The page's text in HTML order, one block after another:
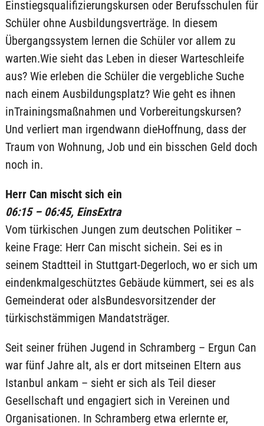
Einstiegsqualifizierungskursen oder Berufsschulen für
Schüler ohne Ausbildungsverträge. In diesem
Übergangssystem lernen die Schüler vor allem zu
warten.Wie sieht das Leben in dieser Warteschleife
aus? Wie erleben die Schüler die vergebliche Suche
nach einem Ausbildungsplatz? Wie geht es ihnen
inTrainingsmaßnahmen und Vorbereitungskursen?
Und verliert man irgendwann dieHoffnung, dass der
Traum von Wohnung, Job und ein bisschen Geld doch
noch in.
Herr Can mischt sich ein
06:15 – 06:45, EinsExtra
Vom türkischen Jungen zum deutschen Politiker –
keine Frage: Herr Can mischt sichein. Sei es in
seinem Stadtteil in Stuttgart-Degerloch, wo er sich um
eindenkmalgeschütztes Gebäude kümmert, sei es als
Gemeinderat oder alsBundesvorsitzender der
türkischstämmigen Mandatsträger.
Seit seiner frühen Jugend in Schramberg – Ergun Can
war fünf Jahre alt, als er dort mitseinen Eltern aus
Istanbul ankam – sieht er sich als Teil dieser
Gesellschaft und engagiert sich in Vereinen und
Organisationen. In Schramberg etwa erlernte er,